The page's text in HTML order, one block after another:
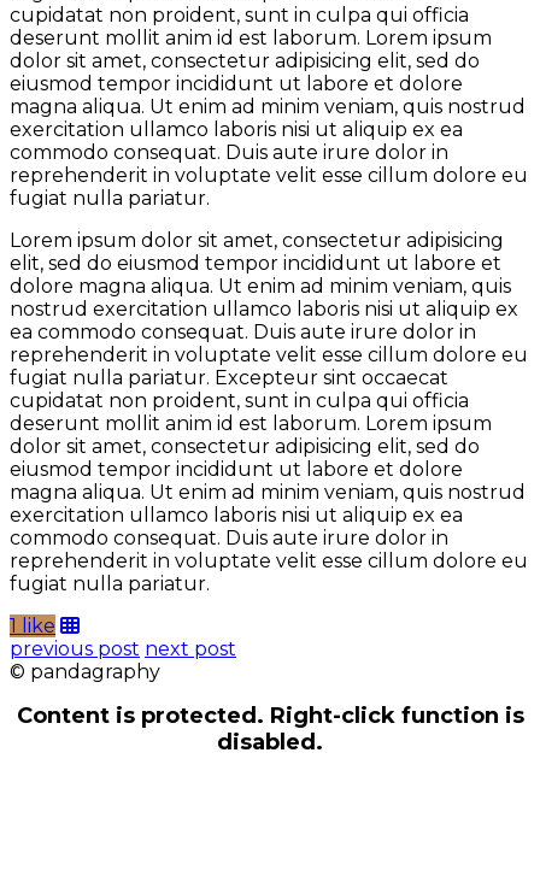
cupidatat non proident, sunt in culpa qui officia
deserunt mollit anim id est laborum. Lorem ipsum
dolor sit amet, consectetur adipisicing elit, sed do
eiusmod tempor incididunt ut labore et dolore
magna aliqua. Ut enim ad minim veniam, quis nostrud
exercitation ullamco laboris nisi ut aliquip ex ea
commodo consequat. Duis aute irure dolor in
reprehenderit in voluptate velit esse cillum dolore eu
fugiat nulla pariatur.
Lorem ipsum dolor sit amet, consectetur adipisicing
elit, sed do eiusmod tempor incididunt ut labore et
dolore magna aliqua. Ut enim ad minim veniam, quis
nostrud exercitation ullamco laboris nisi ut aliquip ex
ea commodo consequat. Duis aute irure dolor in
reprehenderit in voluptate velit esse cillum dolore eu
fugiat nulla pariatur. Excepteur sint occaecat
cupidatat non proident, sunt in culpa qui officia
deserunt mollit anim id est laborum. Lorem ipsum
dolor sit amet, consectetur adipisicing elit, sed do
eiusmod tempor incididunt ut labore et dolore
magna aliqua. Ut enim ad minim veniam, quis nostrud
exercitation ullamco laboris nisi ut aliquip ex ea
commodo consequat. Duis aute irure dolor in
reprehenderit in voluptate velit esse cillum dolore eu
fugiat nulla pariatur.
1 like
previous post next post
© pandagraphy
Content is protected. Right-click function is
disabled.